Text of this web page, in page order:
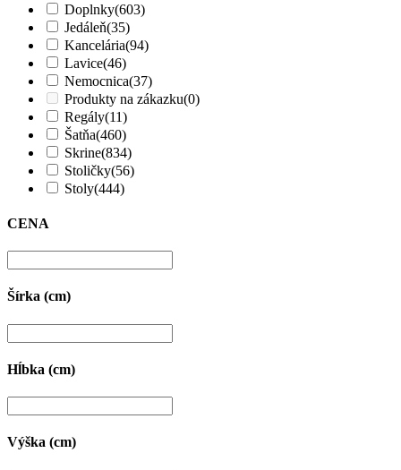
Doplnky(603)
Jedáleň(35)
Kancelária(94)
Lavice(46)
Nemocnica(37)
Produkty na zákazku(0)
Regály(11)
Šatňa(460)
Skrine(834)
Stoličky(56)
Stoly(444)
CENA
Šírka (cm)
Hĺbka (cm)
Výška (cm)